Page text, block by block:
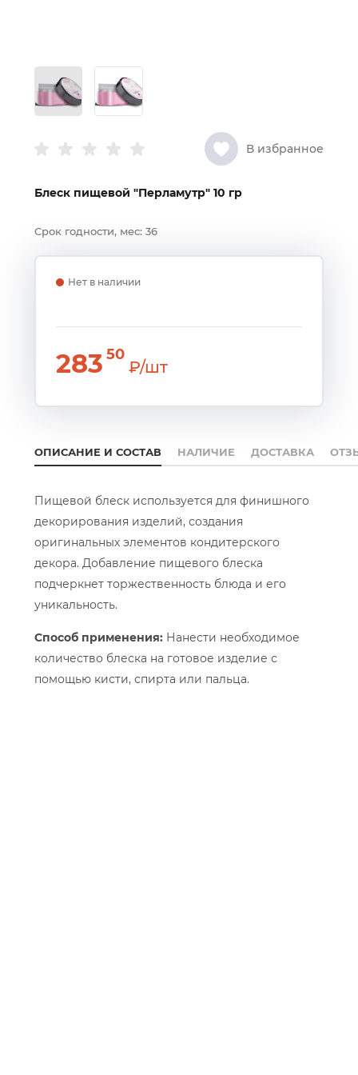
В избранное
Блеск пищевой "Перламутр" 10 гр
Срок годности, мес: 36
Нет в наличии
28350
₽/шт
ОПИСАНИЕ И СОСТАВ НАЛИЧИЕ ДОСТАВКА
Пищевой блеск используется для финишного
декорирования изделий, создания
оригинальных элементов кондитерского
декора. Добавление пищевого блеска
подчеркнет торжественность блюда и его
уникальность.
Способ применения: Нанести необходимое
количество блеска на готовое изделие с
помощью кисти, спирта или пальца.